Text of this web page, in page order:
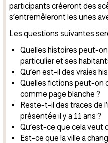
participants créeront des
s’entremêleront les unes
Les questions suivantes
Quelles histoires peut-
particulier et ses
Qu’en est-il des vraies
Quelles fictions peut-on
comme page blanche ?
Reste-t-il des traces de
présentée il y a 11 ans ?
Qu’est-ce que cela veut
Est-ce que la ville a